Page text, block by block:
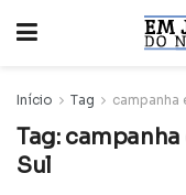
Início Tag campanha
Tag:
Sul